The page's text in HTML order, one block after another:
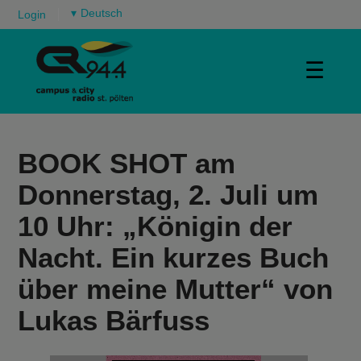
Login ▾
☰
BOOK SHOT am
Donnerstag, 2. Juli um
10 Uhr: „Königin der
Nacht. Ein kurzes Buch
über meine Mutter“ von
Lukas Bärfuss